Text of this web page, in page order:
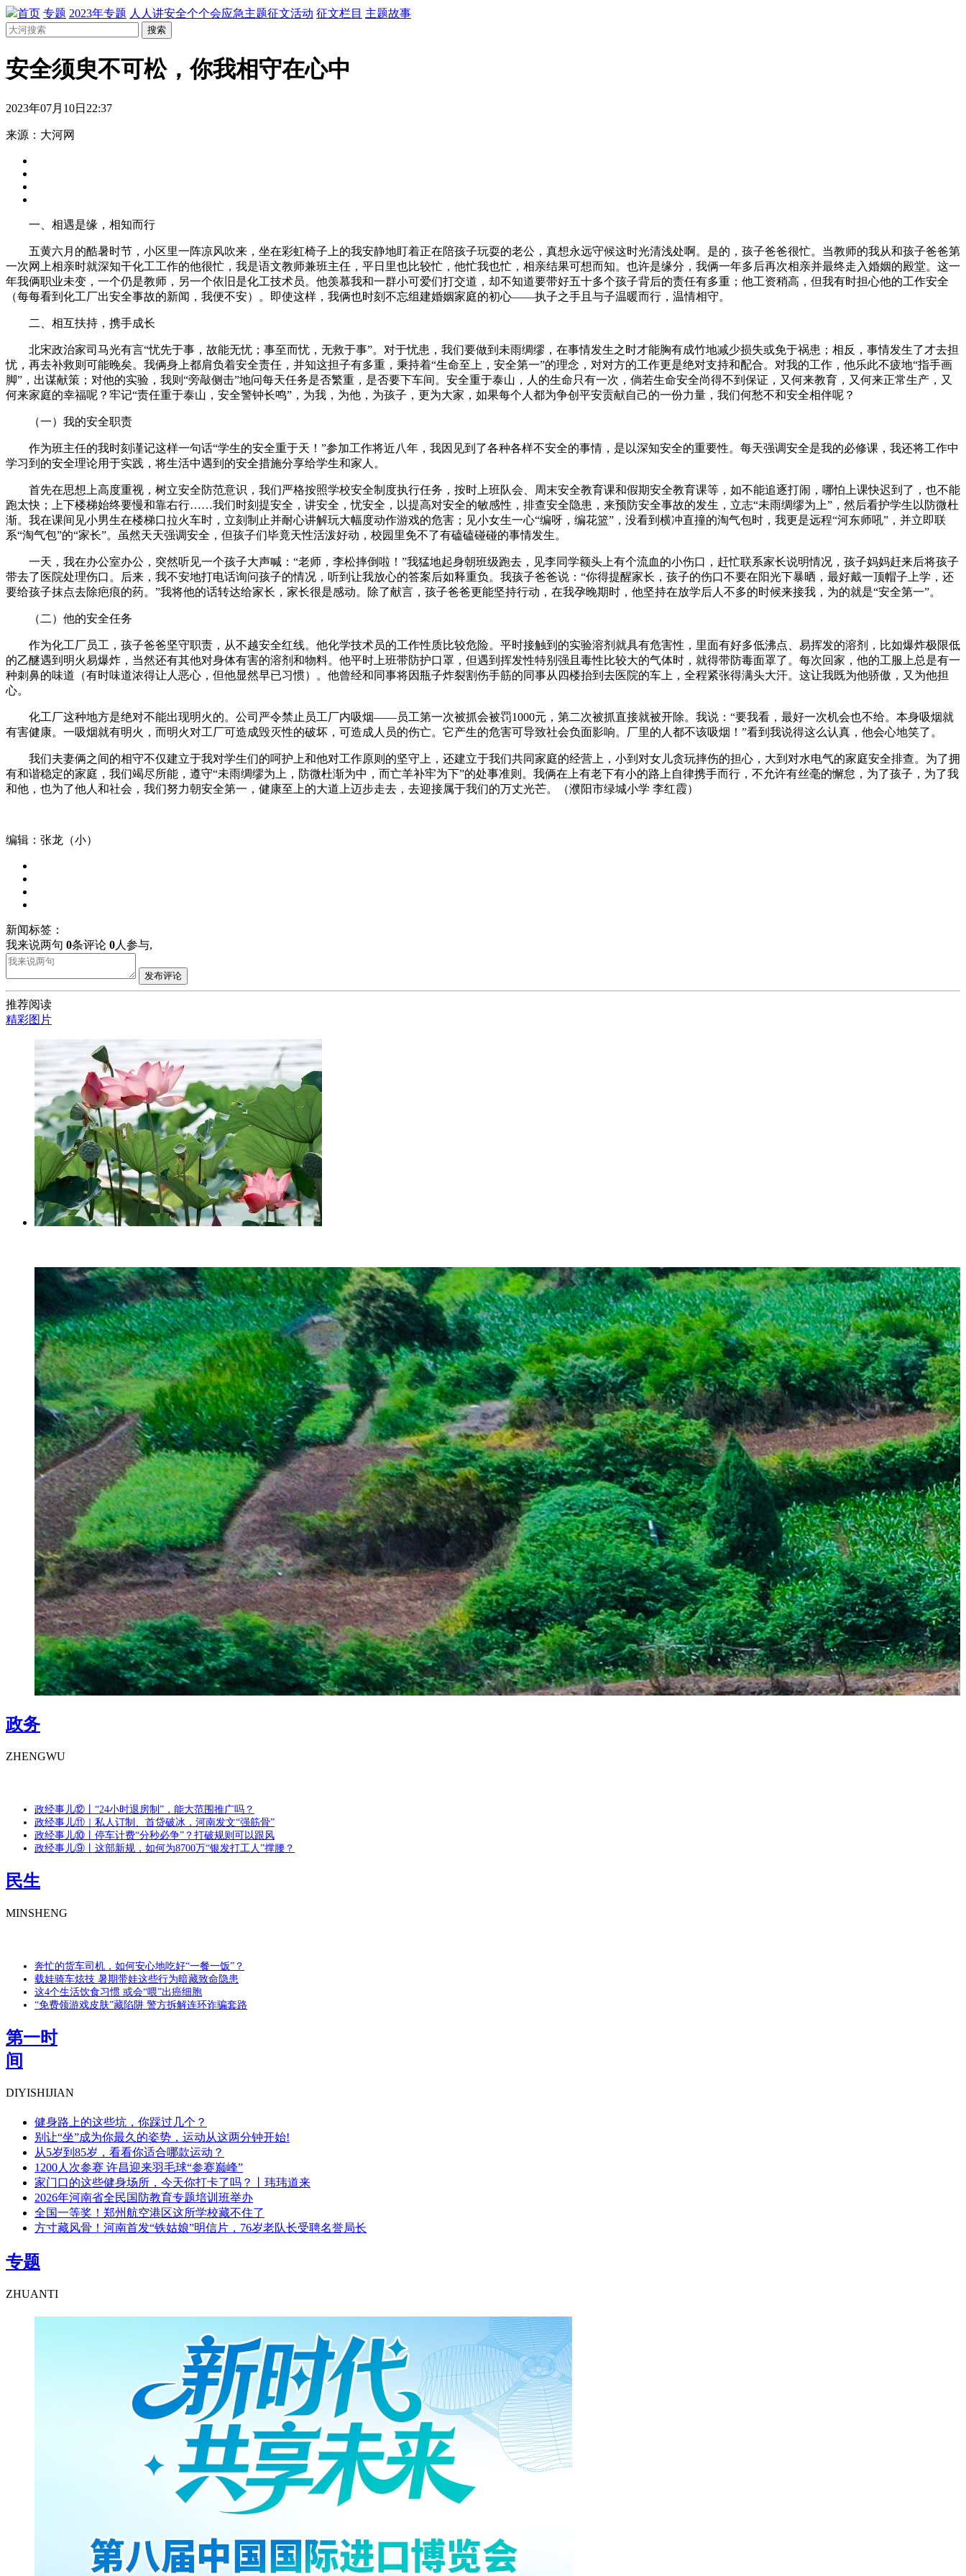
首页 专题 2023年专题 人人讲安全个个会应急主题征文活动 征文栏目 主题故事
搜索
安全须臾不可松，你我相守在心中
2023年07月10日22:37
来源：大河网
一、相遇是缘，相知而行
五黄六月的酷暑时节，小区里一阵凉风吹来，坐在彩虹椅子上的我安静地盯着正在陪孩子玩耍的老公，真想永远守候这时光清浅处啊。是的，孩子爸爸很忙。当教师的我从和孩子爸爸第
一次网上相亲时就深知干化工工作的他很忙，我是语文教师兼班主任，平日里也比较忙，他忙我也忙，相亲结果可想而知。也许是缘分，我俩一年多后再次相亲并最终走入婚姻的殿堂。这一
年我俩职业未变，一个仍是教师，另一个依旧是化工技术员。他羡慕我和一群小可爱们打交道，却不知道要带好五十多个孩子背后的责任有多重；他工资稍高，但我有时担心他的工作安全
（每每看到化工厂出安全事故的新闻，我便不安）。即使这样，我俩也时刻不忘组建婚姻家庭的初心——执子之手且与子温暖而行，温情相守。
二、相互扶持，携手成长
北宋政治家司马光有言“忧先于事，故能无忧；事至而忧，无救于事”。对于忧患，我们要做到未雨绸缪，在事情发生之时才能胸有成竹地减少损失或免于祸患；相反，事情发生了才去担
忧，再去补救则可能晚矣。我俩身上都肩负着安全责任，并知这担子有多重，秉持着“生命至上，安全第一”的理念，对对方的工作更是绝对支持和配合。对我的工作，他乐此不疲地“指手画
脚”，出谋献策；对他的实验，我则“旁敲侧击”地问每天任务是否繁重，是否要下车间。安全重于泰山，人的生命只有一次，倘若生命安全尚得不到保证，又何来教育，又何来正常生产，又
何来家庭的幸福呢？牢记“责任重于泰山，安全警钟长鸣”，为我，为他，为孩子，更为大家，如果每个人都为争创平安贡献自己的一份力量，我们何愁不和安全相伴呢？
（一）我的安全职责
作为班主任的我时刻谨记这样一句话“学生的安全重于天！”参加工作将近八年，我因见到了各种各样不安全的事情，是以深知安全的重要性。每天强调安全是我的必修课，我还将工作中
学习到的安全理论用于实践，将生活中遇到的安全措施分享给学生和家人。
首先在思想上高度重视，树立安全防范意识，我们严格按照学校安全制度执行任务，按时上班队会、周末安全教育课和假期安全教育课等，如不能追逐打闹，哪怕上课快迟到了，也不能
跑太快；上下楼梯始终要慢和靠右行……我们时刻提安全，讲安全，忧安全，以提高对安全的敏感性，排查安全隐患，来预防安全事故的发生，立志“未雨绸缪为上”，然后看护学生以防微杜
渐。我在课间见小男生在楼梯口拉火车时，立刻制止并耐心讲解玩大幅度动作游戏的危害；见小女生一心“编呀，编花篮”，没看到横冲直撞的淘气包时，我更是远程“河东师吼”，并立即联
系“淘气包”的“家长”。虽然天天强调安全，但孩子们毕竟天性活泼好动，校园里免不了有磕磕碰碰的事情发生。
一天，我在办公室办公，突然听见一个孩子大声喊：“老师，李松摔倒啦！”我猛地起身朝班级跑去，见李同学额头上有个流血的小伤口，赶忙联系家长说明情况，孩子妈妈赶来后将孩子
带去了医院处理伤口。后来，我不安地打电话询问孩子的情况，听到让我放心的答案后如释重负。我孩子爸爸说：“你得提醒家长，孩子的伤口不要在阳光下暴晒，最好戴一顶帽子上学，还
要给孩子抹点去除疤痕的药。”我将他的话转达给家长，家长很是感动。除了献言，孩子爸爸更能坚持行动，在我孕晚期时，他坚持在放学后人不多的时候来接我，为的就是“安全第一”。
（二）他的安全任务
作为化工厂员工，孩子爸爸坚守职责，从不越安全红线。他化学技术员的工作性质比较危险。平时接触到的实验溶剂就具有危害性，里面有好多低沸点、易挥发的溶剂，比如爆炸极限低
的乙醚遇到明火易爆炸，当然还有其他对身体有害的溶剂和物料。他平时上班带防护口罩，但遇到挥发性特别强且毒性比较大的气体时，就得带防毒面罩了。每次回家，他的工服上总是有一
种刺鼻的味道（有时味道浓得让人恶心，但他显然早已习惯）。他曾经和同事将因瓶子炸裂割伤手筋的同事从四楼抬到去医院的车上，全程紧张得满头大汗。这让我既为他骄傲，又为他担
心。
化工厂这种地方是绝对不能出现明火的。公司严令禁止员工厂内吸烟——员工第一次被抓会被罚1000元，第二次被抓直接就被开除。我说：“要我看，最好一次机会也不给。本身吸烟就
有害健康。一吸烟就有明火，而明火对工厂可造成毁灭性的破坏，可造成人员的伤亡。它产生的危害可导致社会负面影响。厂里的人都不该吸烟！”看到我说得这么认真，他会心地笑了。
我们夫妻俩之间的相守不仅建立于我对学生们的呵护上和他对工作原则的坚守上，还建立于我们共同家庭的经营上，小到对女儿贪玩摔伤的担心，大到对水电气的家庭安全排查。为了拥
有和谐稳定的家庭，我们竭尽所能，遵守“未雨绸缪为上，防微杜渐为中，而亡羊补牢为下”的处事准则。我俩在上有老下有小的路上自律携手而行，不允许有丝毫的懈怠，为了孩子，为了我
和他，也为了他人和社会，我们努力朝安全第一，健康至上的大道上迈步走去，去迎接属于我们的万丈光芒。（濮阳市绿城小学 李红霞）
编辑：张龙（小）
新闻标签：
我来说两句 0条评论 0人参与,
发布评论
推荐阅读